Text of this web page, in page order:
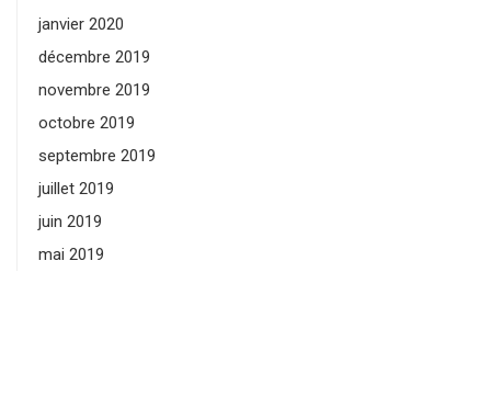
janvier 2020
décembre 2019
novembre 2019
octobre 2019
septembre 2019
juillet 2019
juin 2019
mai 2019